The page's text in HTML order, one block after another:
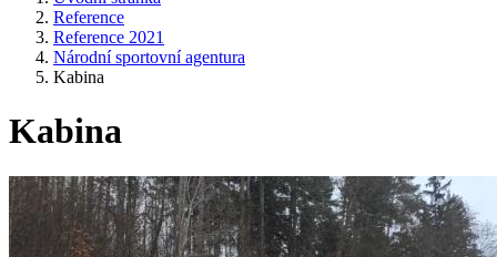
Reference
Reference 2021
Národní sportovní agentura
Kabina
Kabina